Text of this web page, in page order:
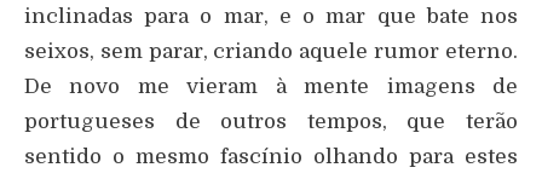
inclinadas para o mar, e o mar que bate nos
seixos, sem parar, criando aquele rumor eterno.
De novo me vieram à mente imagens de
portugueses de outros tempos, que terão
sentido o mesmo fascínio olhando para estes